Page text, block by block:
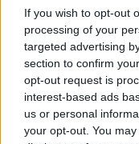
If you wish to opt-out
processing of your
targeted advertising
section to confirm
opt-out request is
interest-based ads
us or personal
your opt-out. You
Amikor
lehetett
egyszer-
hogy a
meg, vagy